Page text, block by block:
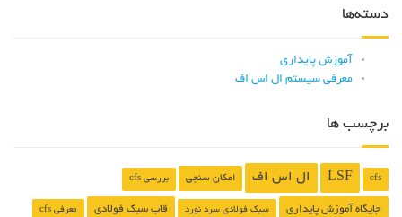
دسته‌ها
آموزش پایداری
معرفی سیستم ال اس اف
برچسب ها
cfs
LSF ال اس اف امکان سنجی بررسی cfs
جایگاه آموزش پایداری سبک فولادی سرد نورد قاب سبک فولادی معرفی cfs